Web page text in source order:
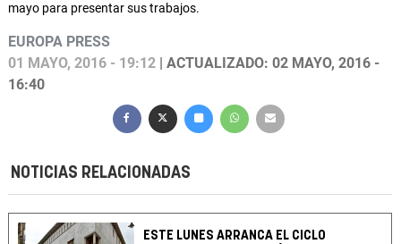
mayo para presentar sus trabajos.
EUROPA PRESS
01 MAYO, 2016 - 19:12 | ACTUALIZADO: 02 MAYO, 2016 -
16:40
NOTICIAS RELACIONADAS
ESTE LUNES ARRANCA EL CICLO